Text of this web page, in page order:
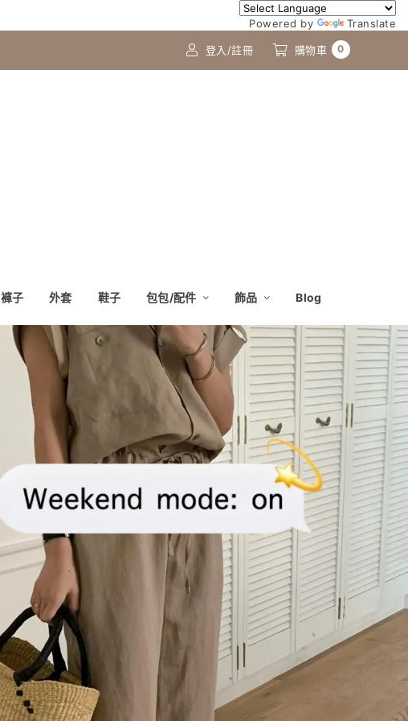
Powered by Translate
登入/註冊 購物車 0
褲子 外套 鞋子 包包/配件 飾品 Blog